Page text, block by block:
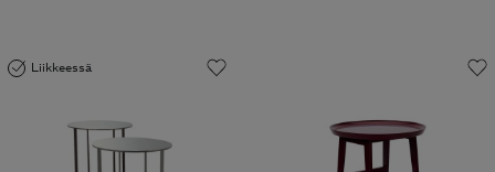
Liikkeessä